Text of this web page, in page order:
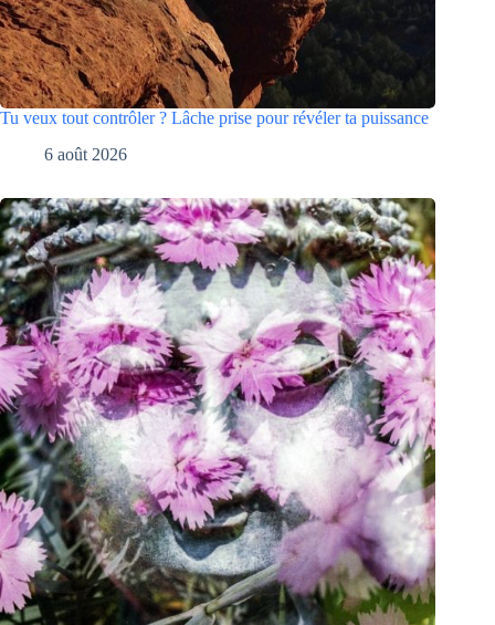
Tu veux tout contrôler ? Lâche prise pour révéler ta puissance
6 août 2026